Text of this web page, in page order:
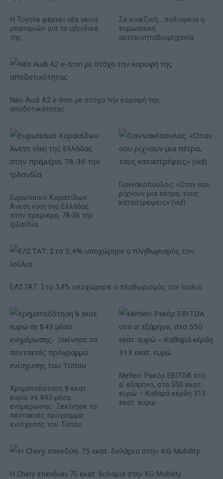
Η Toyota φέρνει νέα γενιά
μπαταριών για τα υβριδικά
της
Σε κινεζική… πολιορκία η
ευρωπαϊκή
αυτοκινητοβιομηχανία
Νέο Audi A2 e-tron με στόχο την κορυφή της
αποδοτικότητας
Ευρωπαϊκό Κορασίδων:
Άνετη νίκη της Ελλάδας
στην πρεμιέρα, 78-36 την
Ιρλανδία
Γιαννακόπουλος: «Όταν σου
ρίχνουν μια πέτρα, τους
καταστρέφεις» (vid)
ΕΛΣΤΑΤ: Στο 3,4% υποχώρησε ο πληθωρισμός τον Ιούλιο
Χρηματοδότηση 8 εκατ.
ευρώ σε 843 μέσα
ενημέρωσης- Ξεκίνησε το
πενταετές πρόγραμμα
ενίσχυσης του Τύπου
Metlen: Ρεκόρ EBITDA στο
α' εξάμηνο, στα 550 εκατ.
ευρώ – Καθαρά κέρδη 313
εκατ. ευρώ
Η Chery επενδύει 75 εκατ. δολάρια στην KG Mobility